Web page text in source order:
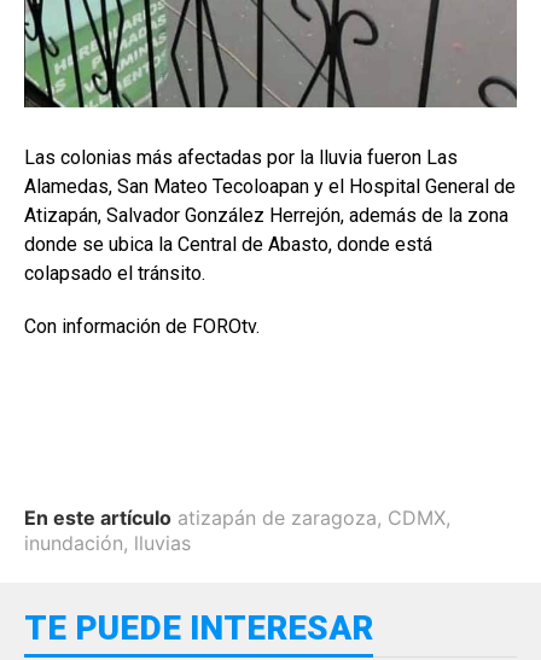
Las colonias más afectadas por la lluvia fueron Las
Alamedas, San Mateo Tecoloapan y el Hospital General de
Atizapán, Salvador González Herrejón, además de la zona
donde se ubica la Central de Abasto, donde está
colapsado el tránsito.
Con información de FOROtv.
En este artículo atizapán de zaragoza, CDMX,
inundación, lluvias
TE PUEDE INTERESAR